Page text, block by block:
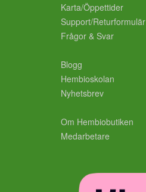
Karta/Öppettider
Support/Returformulär
Frågor & Svar
Blogg
Hembioskolan
Nyhetsbrev
Om Hembiobutiken
Medarbetare